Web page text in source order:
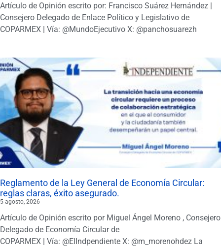
Artículo de Opinión escrito por: Francisco Suárez Hernández |
Consejero Delegado de Enlace Político y Legislativo de
COPARMEX | Vía: @MundoEjecutivo X: @panchosuarezh
Reglamento de la Ley General de Economía Circular:
reglas claras, éxito asegurado.
5 agosto, 2026
Artículo de Opinión escrito por Miguel Ángel Moreno , Consejero
Delegado de Economía Circular de
COPARMEX | Vía: @ElIndpendiente X: @m_morenohdez La